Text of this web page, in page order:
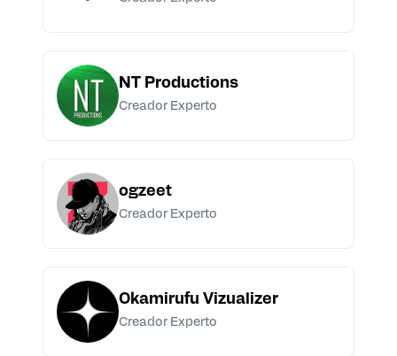
NT Productions
Creador Experto
ogzeet
Creador Experto
Okamirufu Vizualizer
Creador Experto